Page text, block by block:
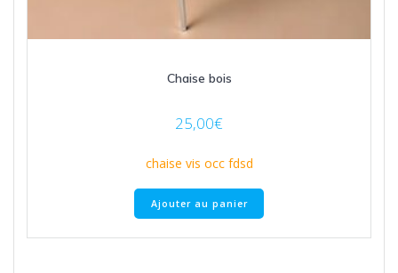
Chaise bois
25,00€
chaise vis occ fdsd
Ajouter au panier